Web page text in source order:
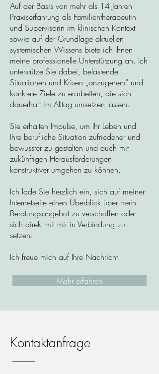
Auf der Basis von mehr als 14 Jahren
Praxiserfahrung als Familientherapeutin
und Supervisorin im klinischen Kontext
sowie auf der Grundlage aktuellen
systemischen Wissens biete ich Ihnen
meine professionelle Unterstützung an. Ich
unterstütze Sie dabei, belastende
Situationen und Krisen „anzugehen“ und
konkrete Ziele zu erarbeiten, die sich
dauerhaft im Alltag umsetzen lassen.
Sie erhalten Impulse, um Ihr Leben und
Ihre berufliche Situation zufriedener und
bewusster zu gestalten und auch mit
zukünftigen Herausforderungen
konstruktiver umgehen zu können.
Ich lade Sie herzlich ein, sich auf meiner
Internetseite einen Überblick über mein
Beratungsangebot zu verschaffen oder
sich direkt mit mir in Verbindung zu
setzen.
Ich freue mich auf Ihre Nachricht.
Mehr erfahren
Kontaktanfrage